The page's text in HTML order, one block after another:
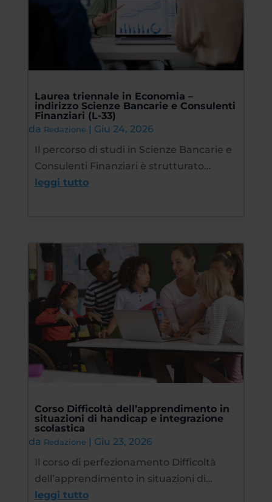
Laurea triennale in Economia –
indirizzo Scienze Bancarie e Consulenti
Finanziari (L-33)
da Redazione | Giu 24, 2026
Il percorso di studi in Scienze Bancarie e
Consulenti Finanziari è strutturato…
leggi tutto
Corso Difficoltà dell’apprendimento in
situazioni di handicap e integrazione
scolastica
da Redazione
Giu 23, 2026
Il corso di perfezionamento Difficoltà
dell’apprendimento in situazioni di…
leggi tutto